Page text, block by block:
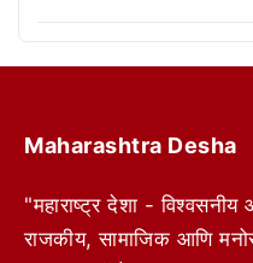
Maharashtra Desha
"महाराष्ट्र देशा - विश्वसनीय
राजकीय, सामाजिक आणि